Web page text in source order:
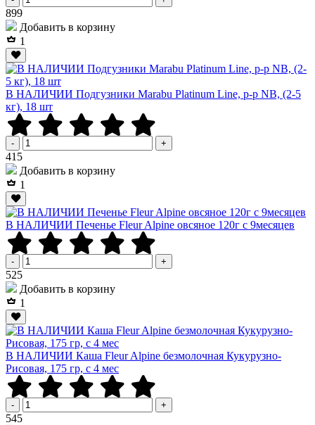
899Р
Добавить в корзину
1
В НАЛИЧИИ Подгузники Marabu Platinum Line, р-р NB, (2-5
кг), 18 шт
- +
415Р
Добавить в корзину
1
В НАЛИЧИИ Печенье Fleur Alpine овсяное 120г с 9месяцев
- +
525Р
Добавить в корзину
1
В НАЛИЧИИ Каша Fleur Alpine безмолочная Кукурузно-
Рисовая, 175 гр, с 4 мес
- +
545Р